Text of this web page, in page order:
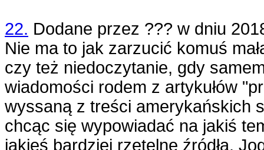
22. Dodane przez ??? w dniu
Nie ma to jak zarzucić komuś
czy też niedoczytanie, gdy
wiadomości rodem z artykułów
wyssaną z treści amerykańskich
chcąc się wypowiadać na jakiś
jakieś bardziej rzetelne źródła.